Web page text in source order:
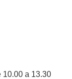
10.00 a 13.30